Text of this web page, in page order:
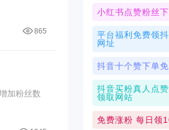
865
加粉丝数
小红书点赞粉丝
平台福利免费领
网址
抖音十个赞下单
抖音买粉真人点
领取网站
免费涨粉 每日领